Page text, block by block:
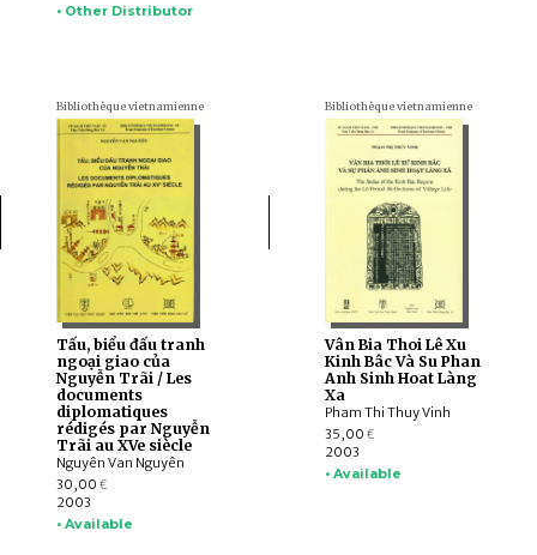
• Other Distributor
Bibliothèque vietnamienne
Tấu, biểu đấu tranh
ngoại giao của
Nguyễn Trãi / Les
documents
diplomatiques
rédigés par Nguyễn
Trãi au XVe siècle
Nguyên Van Nguyên
30,00 €
2003
• Available
Bibliothèque vietnamienne
Vân Bia Thoi Lê Xu
Kinh Bâc Và Su Phan
Anh Sinh Hoat Làng
Xa
Pham Thi Thuy Vinh
35,00 €
2003
• Available